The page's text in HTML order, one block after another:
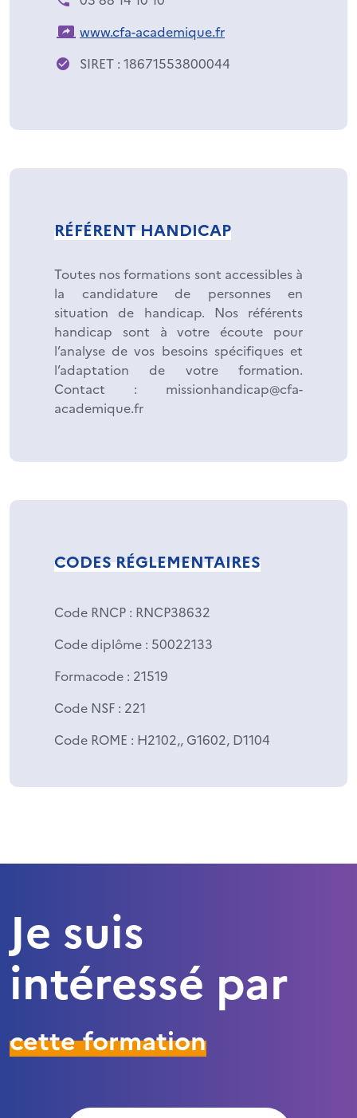
www.cfa-academique.fr
SIRET : 18671553800044
RÉFÉRENT HANDICAP
Toutes nos formations sont accessibles à
la candidature de personnes en
situation de handicap. Nos référents
handicap sont à votre écoute pour
l’analyse de vos besoins spécifiques et
l’adaptation de votre formation.
Contact : missionhandicap@cfa-
academique.fr
CODES RÉGLEMENTAIRES
Code RNCP : RNCP38632
Code diplôme : 50022133
Formacode : 21519
Code NSF : 221
Code ROME : H2102,, G1602, D1104
Je suis
intéressé par
cette formation